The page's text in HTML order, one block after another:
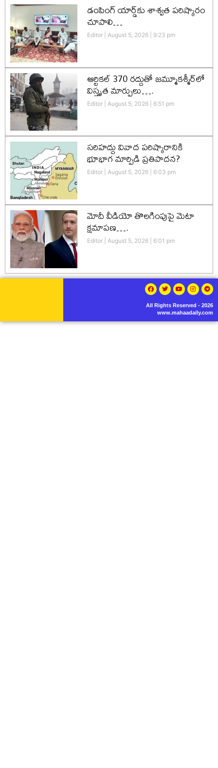
డంపింగ్ యార్డ్‌కు శాశ్వత పరిష్కారం
చూపాలి…
Editor August 5, 2026 9:23 pm
ఆర్టికల్ 370 రద్దుతో జమ్మూకశ్మీర్‌లో
విస్తృత మార్పులు….
Editor August 5, 2026 6:51 pm
సరిహద్దు వివాద పరిష్కారానికి
భూభాగ మార్పిడి ప్రతిపాదన?
Editor August 5, 2026 6:03 pm
మోదీ వీడియో తొలగింపుపై మెటా
క్షమాపణ….
Editor August 5, 2026 6:01 pm
All Rights Reserved - 2026
www.mahaadaily.com